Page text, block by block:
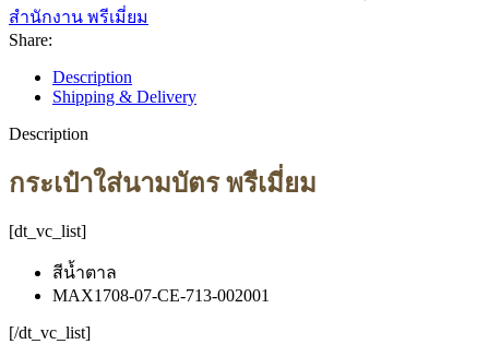
สำนักงาน พรีเมี่ยม
Share:
Description
Shipping & Delivery
Description
กระเป๋าใส่นามบัตร พรีเมี่ยม
[dt_vc_list]
สีน้ำตาล
MAX1708-07-CE-713-002001
[/dt_vc_list]